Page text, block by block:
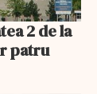
2 de la
patru